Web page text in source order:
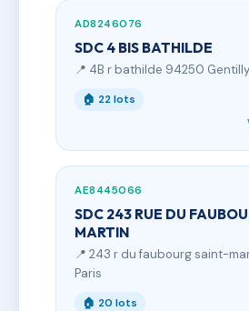
AD8246076
SDC 4 BIS BATHILDE
📍 4B r bathilde 94250 Gentilly
🏠 22 lots
AE8445066
SDC 243 RUE DU
MARTIN
📍 243 r du faubourg saint-
Paris
🏠 20 lots